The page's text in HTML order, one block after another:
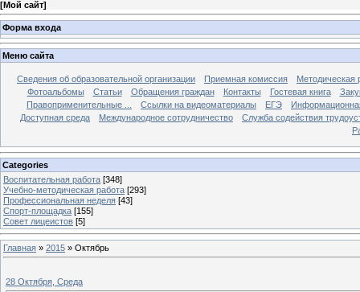
[Мой сайт]
Форма входа
Меню сайта
Сведения об образовательной организации Приемная комиссия
Методическая
Фотоальбомы
Статьи Обращения граждан Контакты Гостевая книга
Правоприменительные ...
Ссылки на видеоматериалы ЕГЭ
Доступная среда
Международное сотрудничество
Служба содействия
Categories
Воспитательная работа [348]
Учебно-методическая работа [293]
Профессиональная неделя [43]
Спорт-площадка [155]
Совет лицеистов [5]
Главная » 2015 » Октябрь
28 Октября, Среда